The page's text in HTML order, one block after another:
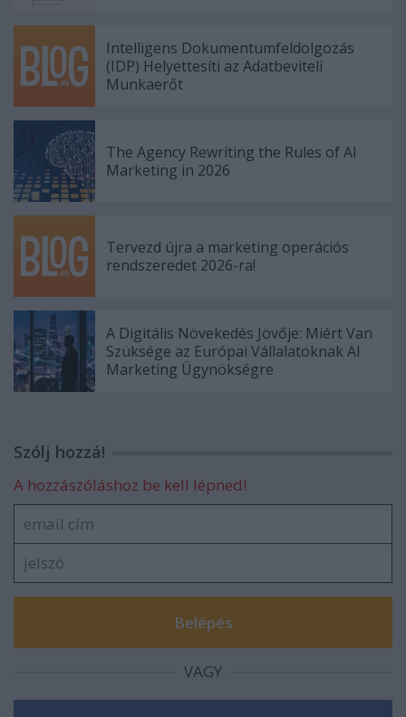
Intelligens Dokumentumfeldolgozás
(IDP) Helyettesíti az Adatbeviteli
Munkaerőt
The Agency Rewriting the Rules of AI
Marketing in 2026
Tervezd újra a marketing operációs
rendszeredet 2026-ra!
A Digitális Növekedés Jövője: Miért Van
Szüksége az Európai Vállalatoknak AI
Marketing Ügynökségre
Szólj hozzá!
A hozzászóláshoz be kell lépned!
VAGY